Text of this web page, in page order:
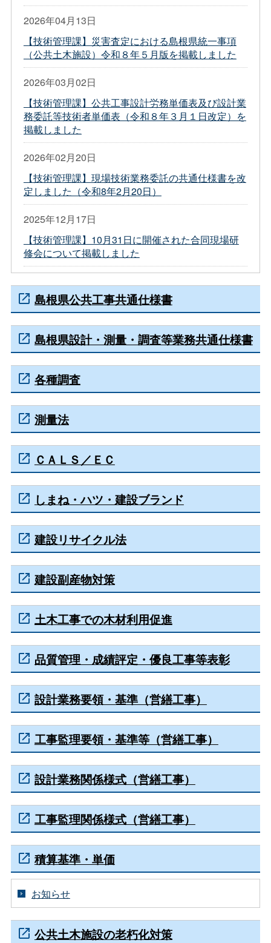
2026年04月13日
【技術管理課】災害査定における島根県統一事項
（公共土木施設）令和８年５月版を掲載しました
2026年03月02日
【技術管理課】公共工事設計労務単価表及び設計業
務委託等技術者単価表（令和８年３月１日改定）を
掲載しました
2026年02月20日
【技術管理課】現場技術業務委託の共通仕様書を改
定しました（令和8年2月20日）
2025年12月17日
【技術管理課】10月31日に開催された合同現場研
修会について掲載しました
島根県公共工事共通仕様書
島根県設計・測量・調査等業務共通仕様書
各種調査
測量法
ＣＡＬＳ／ＥＣ
しまね・ハツ・建設ブランド
建設リサイクル法
建設副産物対策
土木工事での木材利用促進
品質管理・成績評定・優良工事等表彰
設計業務要領・基準（営繕工事）
工事監理要領・基準等（営繕工事）
設計業務関係様式（営繕工事）
工事監理関係様式（営繕工事）
積算基準・単価
お知らせ
公共土木施設の老朽化対策